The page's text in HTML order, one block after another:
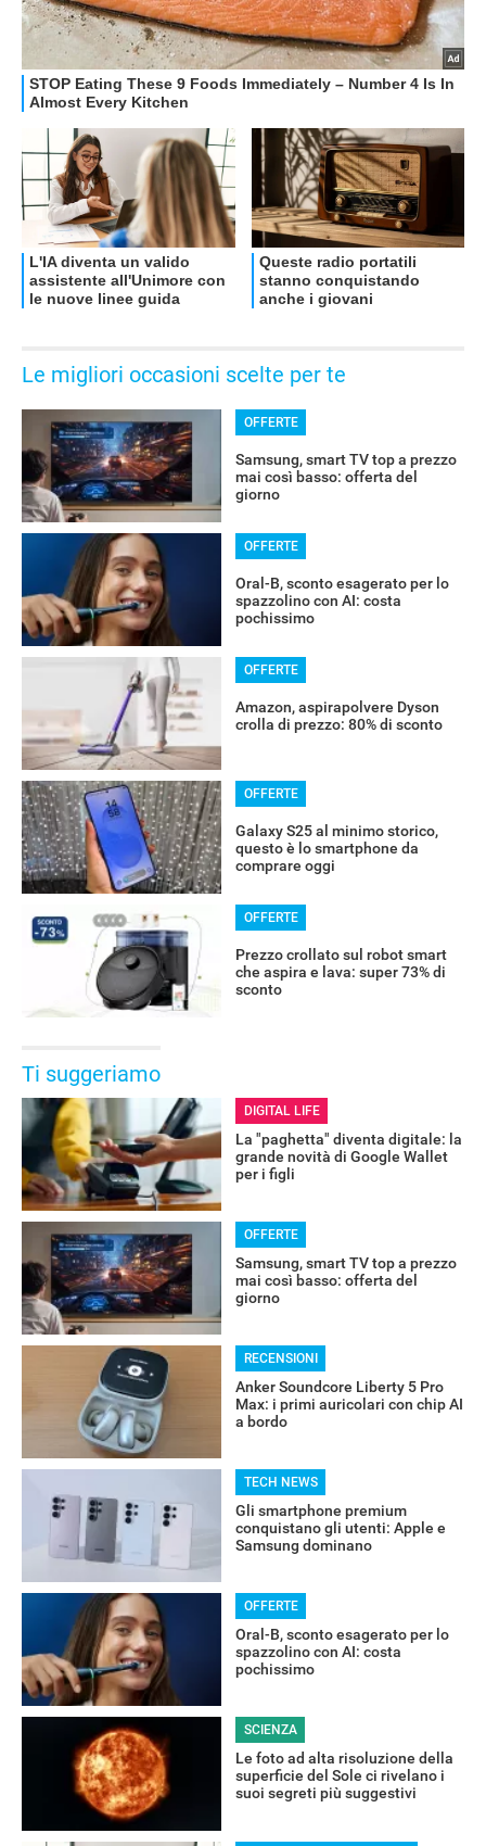
RECENSIONI
Le migliori occasioni scelte per te
OFFERTE
Samsung, smart TV top a prezzo
mai così basso: offerta del
giorno
OFFERTE
Oral-B, sconto esagerato per lo
spazzolino con AI: costa
pochissimo
OFFERTE
Amazon, aspirapolvere Dyson
crolla di prezzo: 80% di sconto
OFFERTE
Galaxy S25 al minimo storico,
questo è lo smartphone da
comprare oggi
OFFERTE
Prezzo crollato sul robot smart
che aspira e lava: super 73% di
sconto
Ti suggeriamo
DIGITAL LIFE
La "paghetta" diventa digitale: la
grande novità di Google Wallet
per i figli
OFFERTE
Samsung, smart TV top a prezzo
mai così basso: offerta del
giorno
RECENSIONI
Anker Soundcore Liberty 5 Pro
Max: i primi auricolari con chip AI
a bordo
TECH NEWS
Gli smartphone premium
conquistano gli utenti: Apple e
Samsung dominano
OFFERTE
Oral-B, sconto esagerato per lo
spazzolino con AI: costa
pochissimo
SCIENZA
Le foto ad alta risoluzione della
superficie del Sole ci rivelano i
suoi segreti più suggestivi